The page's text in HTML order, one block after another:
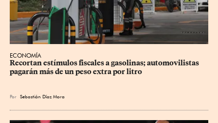
ECONOMÍA
Recortan estímulos fiscales a gasolinas; automovilistas
pagarán más de un peso extra por litro
Por Sebastián Díaz Mora